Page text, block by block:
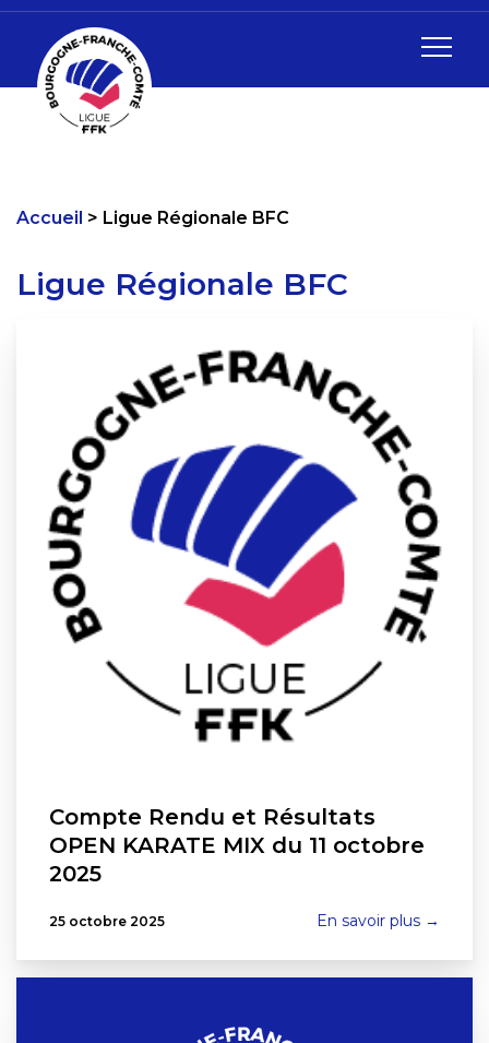
Accueil Ligue Régionale BFC
Ligue Régionale BFC
Compte Rendu et Résultats
OPEN KARATE MIX du 11 octobre
2025
25 octobre 2025 En savoir plus →